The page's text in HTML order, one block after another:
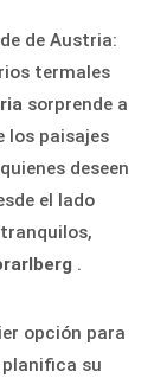
de Austria:
termales
sorprende a
los paisajes
deseen
el lado
.
opción para
su